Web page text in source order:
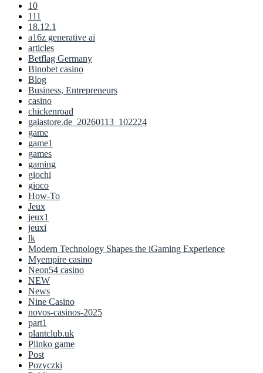
10
111
18.12.1
a16z generative ai
articles
Betflag Germany
Binobet casino
Blog
Business, Entrepreneurs
casino
chickenroad
gaiastore.de_20260113_102224
game
game1
games
gaming
giochi
gioco
How-To
Jeux
jeux1
jeuxi
lk
Modern Technology Shapes the iGaming Experience
Myempire casino
Neon54 casino
NEW
News
Nine Casino
novos-casinos-2025
part1
plantclub.uk
Plinko game
Post
Pozyczki